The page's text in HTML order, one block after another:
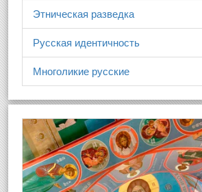
Этническая разведка
Русская идентичность
Многоликие русские